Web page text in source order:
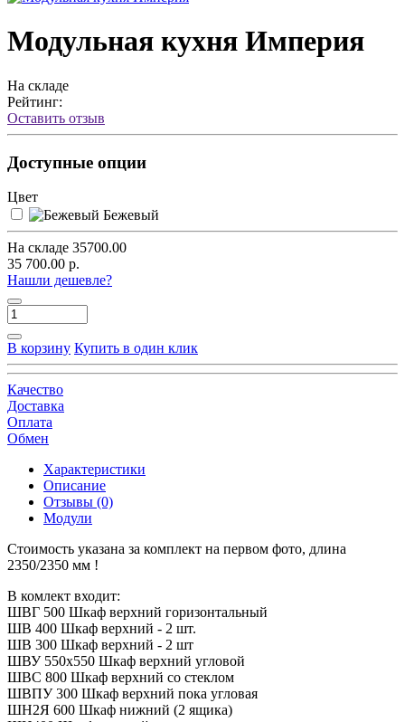
Модульная кухня Империя
На складе
Рейтинг:
Оставить отзыв
Доступные опции
Цвет
Бежевый
На складе 35700.00
35 700.00 р.
Нашли дешевле?
В корзину Купить в один клик
Качество
Доставка
Оплата
Обмен
Характеристики
Описание
Отзывы (0)
Модули
Стоимость указана за комплект на первом фото, длина
2350/2350 мм !
В комлект входит:
ШВГ 500 Шкаф верхний горизонтальный
ШВ 400 Шкаф верхний - 2 шт.
ШВ 300 Шкаф верхний - 2 шт
ШВУ 550х550 Шкаф верхний угловой
ШВС 800 Шкаф верхний со стеклом
ШВПУ 300 Шкаф верхний пока угловая
ШН2Я 600 Шкаф нижний (2 ящика)